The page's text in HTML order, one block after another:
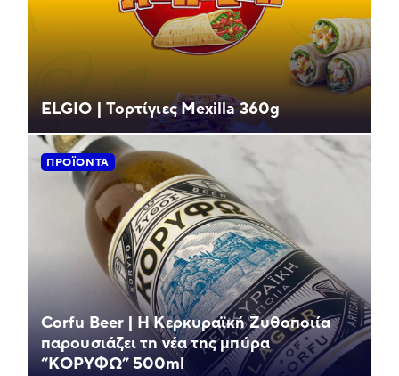
ELGIO | Τορτίγιες Mexilla 360g
ΠΡΟΪΌΝΤΑ
Corfu Beer | Η Κερκυραϊκή Ζυθοποιία
παρουσιάζει τη νέα της μπύρα
“ΚΟΡΥΦΩ” 500ml